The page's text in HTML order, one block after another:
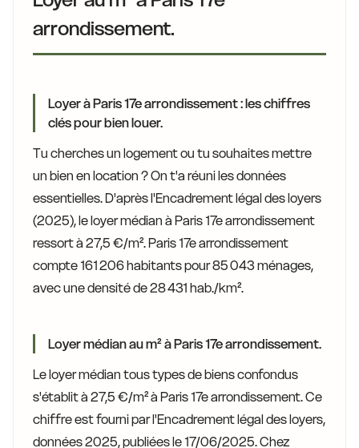
arrondissement.
Loyer à Paris 17e arrondissement : les chiffres
clés pour bien louer.
Tu cherches un logement ou tu souhaites mettre
un bien en location ? On t'a réuni les données
essentielles. D'après l'Encadrement légal des loyers
(2025), le loyer médian à Paris 17e arrondissement
ressort à 27,5 €/m². Paris 17e arrondissement
compte 161 206 habitants pour 85 043 ménages,
avec une densité de 28 431 hab./km².
Loyer médian au m² à Paris 17e arrondissement.
Le loyer médian tous types de biens confondus
s'établit à 27,5 €/m² à Paris 17e arrondissement. Ce
chiffre est fourni par l'Encadrement légal des loyers,
données 2025, publiées le 17/06/2025. Chez